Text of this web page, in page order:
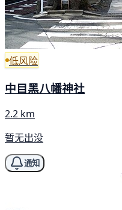
低风险
中目黑八幡神社
2.2 km
暂无出没
通知